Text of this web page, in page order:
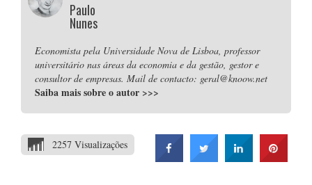
Paulo
Nunes
Economista pela Universidade Nova de Lisboa, professor
universitário nas áreas da economia e da gestão, gestor e
consultor de empresas. Mail de contacto: geral@knoow.net
Saiba mais sobre o autor >>>
2257 Visualizações